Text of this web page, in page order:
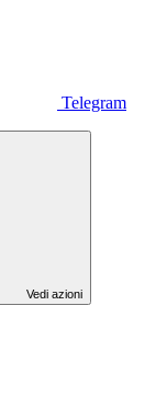
Telegram
Vedi azioni